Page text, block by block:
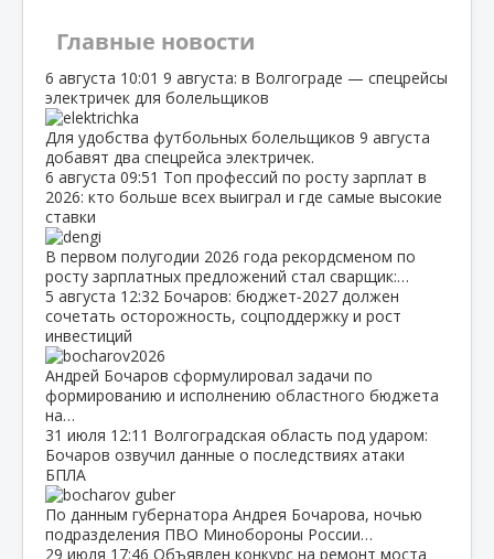
Главные новости
6 августа 10:01 9 августа: в Волгограде — спецрейсы
электричек для болельщиков
Для удобства футбольных болельщиков 9 августа
добавят два спецрейса электричек.
6 августа 09:51 Топ профессий по росту зарплат в
2026: кто больше всех выиграл и где самые высокие
ставки
В первом полугодии 2026 года рекордсменом по
росту зарплатных предложений стал сварщик:…
5 августа 12:32 Бочаров: бюджет‑2027 должен
сочетать осторожность, соцподдержку и рост
инвестиций
Андрей Бочаров сформулировал задачи по
формированию и исполнению областного бюджета
на…
31 июля 12:11 Волгоградская область под ударом:
Бочаров озвучил данные о последствиях атаки
БПЛА
По данным губернатора Андрея Бочарова, ночью
подразделения ПВО Минобороны России…
29 июля 17:46 Объявлен конкурс на ремонт моста